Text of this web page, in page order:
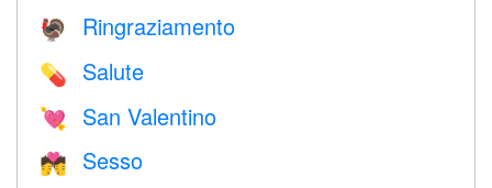
🦃 Ringraziamento
💊 Salute
💘 San Valentino
💏 Sesso